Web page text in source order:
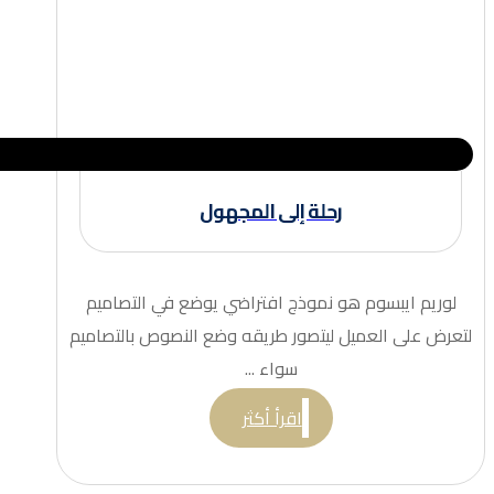
رحلة إلى المجهول
لوريم ايبسوم هو نموذج افتراضي يوضع في التصاميم
لتعرض على العميل ليتصور طريقه وضع النصوص بالتصاميم
سواء ...
اقرأ أكثر